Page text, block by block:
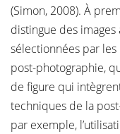
(Simon, 2008). À
distingue des
sélectionnées par les
post-photographie,
de figure qui
techniques de la
par exemple,